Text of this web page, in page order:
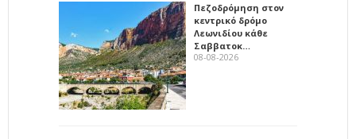
Πεζοδρόμηση στον
κεντρικό δρόμο
Λεωνιδίου κάθε
Σαββατοκ…
08-08-2026